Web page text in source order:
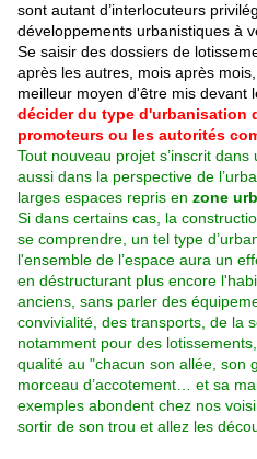
sont autant d’interlocuteurs
développements urbanistiques à
Se saisir des dossiers de
après les autres, mois après
meilleur moyen d'être mis devant
décider du type d'urbanisation
promoteurs ou les autorités
Tout nouveau projet s’inscrit
aussi dans la perspective de
larges espaces repris en zone
Si dans certains cas, la
se comprendre, un tel type
l'ensemble de l’espace aura un
en déstructurant plus encore
anciens, sans parler des
convivialité, des transports, de la
notamment pour des
qualité au "chacun son allée, son
morceau d’accotement… et sa
exemples abondent chez nos
sortir de son trou et allez les